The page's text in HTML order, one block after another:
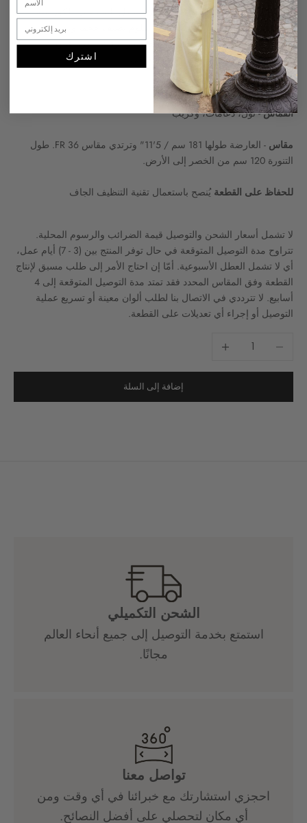
تصميم مكشوف الكتفين مع تول ناعم منسدل يلتف حول الكورسيه
المُهيكل والمزوّد بالدعامات، بأسلوب ببلوم يضيف حجماً وتحديداً عند
الوركين ومزين بتطريزات خرزية وقصّات زخرفية. تنورة عمودية
انسيابية تنسدل حتى الأرض مع شق خلفي.
معلومات إضافية
القماش- تول، دعامات، وكريب
مقاس
- العارضة طولها 181 سم / 5'11" وترتدي مقاس FR 36. طول
التنورة 120 سم من الخصر إلى الأرض.
للحفاظ على القطعة يُنصح باستعمال تقنية التنظيف الجاف
لا تشمل أسعار الشحن والتوصيل قيمة الضرائب والرسوم المحلية.
تتراوح مدة التوصيل المتوقعة في حال توفر المنتج بين (3 - 7) أيام عمل،
أي لا تشمل العطل الأسبوعية. أمّا إن احتاج الأمر إلى طلب مسبق لإنتاج
القطعة وفق المقاس المحدد فقد تمتد مدة التوصيل المتوقعة إلى 4
أسابيع. لا تترددي في الاتصال بنا لطلب ألوان معينة أو تسريع عملية
التوصيل أو إجراء أي تعديلات على القطعة.
خفض الكمية
زيادة الكمية
إضافة إلى السلة
الشحن التكميلي
استمتع بخدمة التوصيل إلى جميع أنحاء العالم
مجانًا.
تواصل معنا
احجزي استشارتك مع خبرائنا في أي وقت ومن
أي مكان لتحصلي على أفضل النصائح.
اشترك